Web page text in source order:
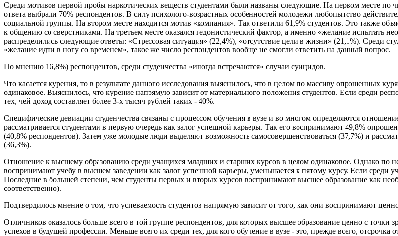
Среди мотивов первой пробы наркотических веществ студентами были названы следующие. На первом месте по
ответа выбрали 70% респондентов. В силу психолого-возрастных особенностей молодежи любопытство
социальной группы. На втором месте находится мотив «компания». Так ответили 61,9% студентов. Это также
к общению со сверстниками. На третьем месте оказался гедонистический фактор, а именно «желание испытать
распределились следующие ответы: «Стрессовая ситуация» (22,4%), «отсутствие цели в жизни» (21,1%). Среди
«желание идти в ногу со временем», такое же число респондентов вообще не смогли ответить на данный вопрос.
По мнению 16,8%) респондентов, среди студенчества «иногда встречаются» случаи суицидов.
Что касается курения, то в результате данного исследования выяснилось, что в целом по массиву опрошенных
одинаковое. Выяснилось, что курение напрямую зависит от материального положения студентов. Если среди
тех, чей доход составляет более 3-х тысяч рублей таких - 40%.
Специфические девиации студенчества связаны с процессом обучения в вузе и во многом определяются
рассматривается студентами в первую очередь как залог успешной карьеры. Так его воспринимают 49,8%
(40,8% респондентов). Затем уже молодые люди выделяют возможность самосовершенствоваться (37,7%) и
(36,3%).
Отношение к высшему образованию среди учащихся младших и старших курсов в целом одинаковое. Однако по
воспринимают учебу в высшем заведении как залог успешной карьеры, уменьшается к пятому курсу. Если среди
Последние в большей степени, чем студенты первых и вторых курсов воспринимают высшее образование как
соответственно).
Подтвердилось мнение о том, что успеваемость студентов напрямую зависит от того, как они воспринимают
Отличников оказалось больше всего в той группе респондентов, для которых высшее образование ценно с точки
успехов в будущей профессии. Меньше всего их среди тех, для кого обучение в вузе - это, прежде всего, отсрочка